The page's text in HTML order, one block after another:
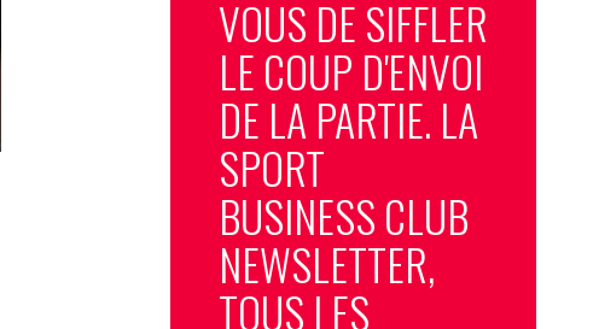
VOUS DE SIFFLER
LE COUP D'ENVOI
DE LA PARTIE. LA
SPORT
BUSINESS CLUB
NEWSLETTER,
TOUS LES